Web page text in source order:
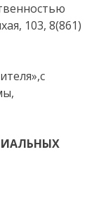
103, 8(861)